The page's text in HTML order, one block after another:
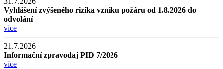
Vyhlášení zvýšeného rizika vzniku požáru od 1.8.2026 do
odvolání
více
21.7.2026
Informační zpravodaj PID 7/2026
více